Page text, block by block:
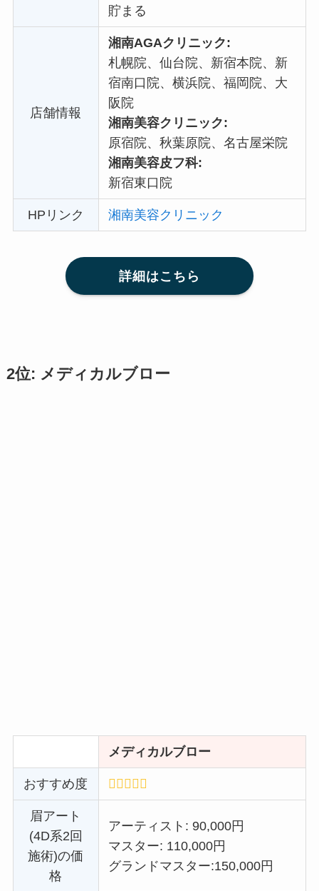
貯まる
店舗情報
湘南AGAクリニック:
札幌院、仙台院、新宿本院、新
宿南口院、横浜院、福岡院、大
阪院
湘南美容クリニック:
原宿院、秋葉原院、名古屋栄院
湘南美容皮フ科:
新宿東口院
HPリンク 湘南美容クリニック
詳細はこちら
2位: メディカルブロー
メディカルブロー
おすすめ度
眉アート
(4D系2回
施術)の価
格
アーティスト: 90,000円
マスター: 110,000円
グランドマスター:150,000円